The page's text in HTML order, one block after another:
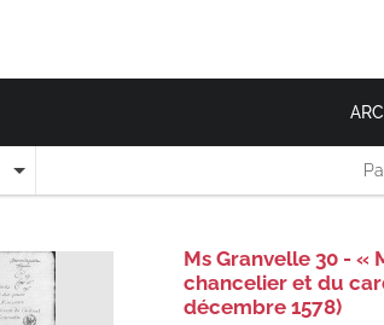
Ms Granvelle 30 - «
chancelier et du
décembre 1578)